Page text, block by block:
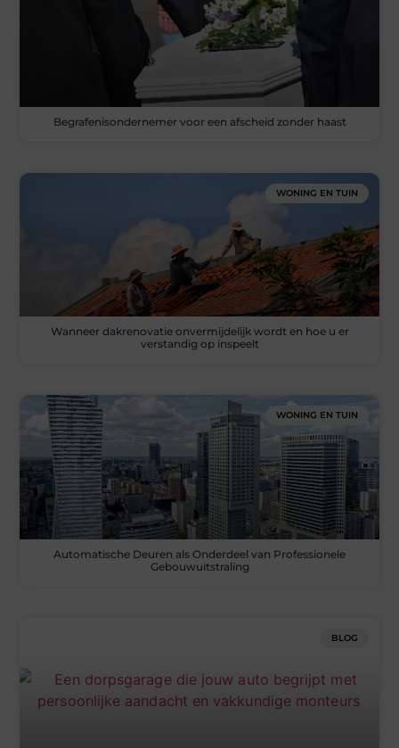
Begrafenisondernemer voor een afscheid zonder haast
WONING EN TUIN
Wanneer dakrenovatie onvermijdelijk wordt en hoe u er
verstandig op inspeelt
WONING EN TUIN
Automatische Deuren als Onderdeel van Professionele
Gebouwuitstraling
BLOG